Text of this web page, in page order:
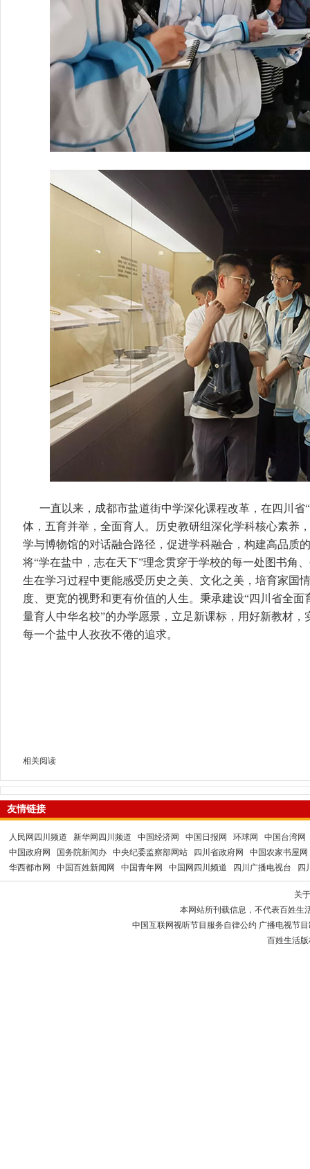
一直以来，成都市盐道街中学深化课程改革，在四川省
体，五育并举，全面育人。历史教研组深化学科核心素养
学与博物馆的对话融合路径，促进学科融合，构建高品质
将“学在盐中，志在天下”理念贯穿于学校的每一处图书角
生在学习过程中更能感受历史之美、文化之美，培育家国
度、更宽的视野和更有价值的人生。秉承建设“四川省全
量育人中华名校”的办学愿景，立足新课标，用好新教材
每一个盐中人孜孜不倦的追求。
相关阅读
友情链接
人民网四川频道 新华网四川频道 中国经济网 中国日报网 环球网
中国台湾网
中国政府网
国务院新闻办 中央纪委监察部网站 四川省政府网
中国农家书屋网
华西都市网
中国百姓新闻网 中国青年网 中国网四川频道 四川广播电视台 四
关
本网站所刊载信息，不代表百姓生
中国互联网视听节目服务自律公约 广播电视节
百姓生活